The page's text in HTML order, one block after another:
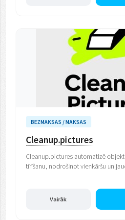
BEZMAKSAS / MAKSAS
Cleanup.pictures
Cleanup.pictures automatizē
tīrīšanu, nodrošinot vienkāršu un
Vairāk